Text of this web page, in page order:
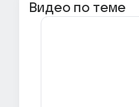
Видео по теме